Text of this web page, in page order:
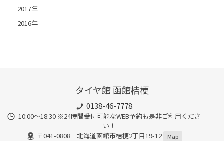
2017年
2016年
タイヤ館 函館桔梗
0138-46-7778
10:00～18:30 ※24時間受付可能なWEB予約も是非ご利用くださ
い！
〒041-0808 北海道函館市桔梗2丁目19-12
Map